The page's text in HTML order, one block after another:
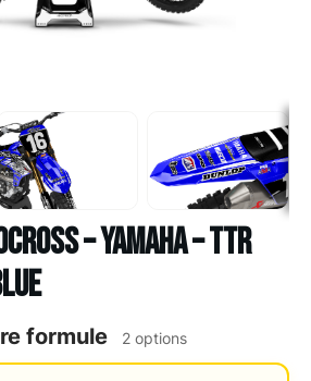
– YAMAHA – TTR
formule 2 options